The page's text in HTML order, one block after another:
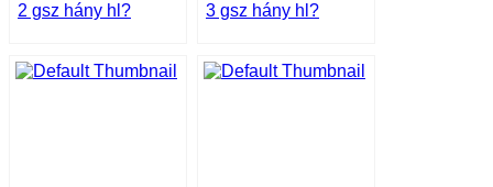
2 gsz hány hl? 3 gsz hány hl?